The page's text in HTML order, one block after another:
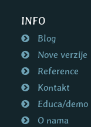
INFO
Blog
Nove verzije
Reference
Kontakt
Educa/demo
O nama